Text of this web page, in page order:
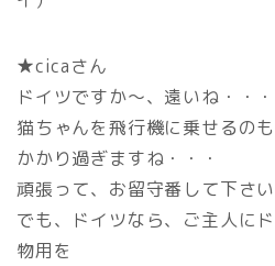
★cicaさん
ドイツですか～、遠いね・・・
猫ちゃんを飛行機に乗せるの
かかり過ぎますね・・・
頑張って、お留守番して下さい
でも、ドイツなら、ご主人に
物用を